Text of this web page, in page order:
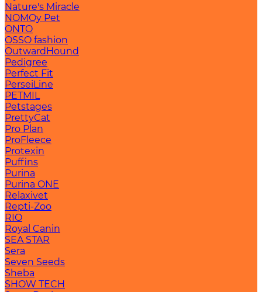
Nature's Miracle
NOMOy Pet
ONTO
OSSO fashion
OutwardHound
Pedigree
Perfect Fit
PerseiLine
PETMIL
Petstages
PrettyCat
Pro Plan
ProFleece
Protexin
Puffins
Purina
Purina ONE
Relaxivet
Repti-Zoo
RIO
Royal Canin
SEA STAR
Sera
Seven Seeds
Sheba
SHOW TECH